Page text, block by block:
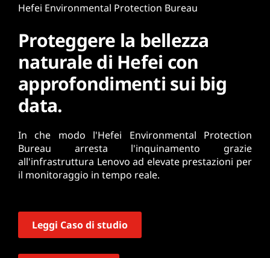
Hefei Environmental Protection Bureau
Proteggere la bellezza
naturale di Hefei con
approfondimenti sui big
data.
In che modo l'Hefei Environmental Protection
Bureau arresta l'inquinamento grazie
all'infrastruttura Lenovo ad elevate prestazioni per
il monitoraggio in tempo reale.
Leggi Caso di studio